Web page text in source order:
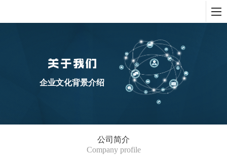
企业文化背景介绍
公司简介
Company profile